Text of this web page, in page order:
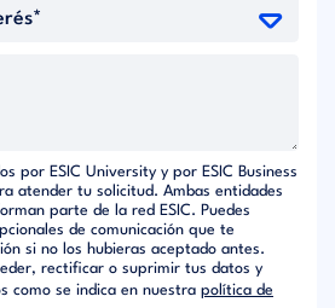
por ESIC University y por ESIC Business
atender tu solicitud. Ambas entidades
parte de la red ESIC. Puedes
de comunicación que te
si no los hubieras aceptado antes.
rectificar o suprimir tus datos y
como se indica en nuestra política de